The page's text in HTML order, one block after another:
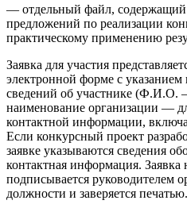
— отдельный файл, содержащий
предложений по реализации
практическому применению
Заявка для участия
электронной форме с
сведений об участнике (Ф.И.О.
наименование организации —
контактной информации,
Если конкурсный проект
заявке указываются сведения
контактная информация. Заявка
подписывается руководителем
должности и заверяется печатью.